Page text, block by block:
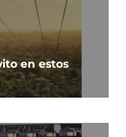
en estos